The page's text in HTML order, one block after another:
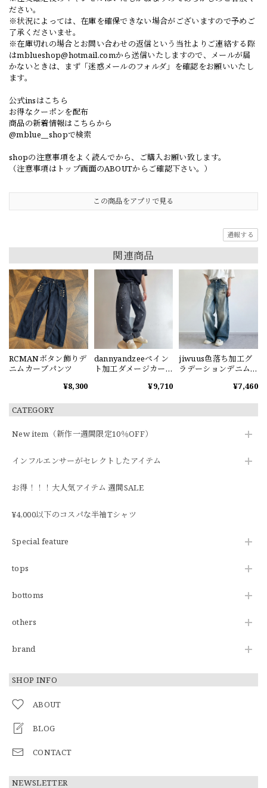
CATEGORY
New item（新作一週間限定10％OFF）
インフルエンサーがセレクトしたアイテム
お得！！！大人気アイテム 週間SALE
¥4,000以下のコスパな半袖Tシャツ
Special feature
tops
bottoms
others
brand
SHOP INFO
ABOUT
BLOG
CONTACT
NEWSLETTER
ださい。
※状況によっては、在庫を確保できない場合がございますので予めご
了承くださいませ。
※在庫切れの場合とお問い合わせの返信という当社よりご連絡する際
はmblueshop@hotmail.comから送信いたしますので、メールが届
かないときは、まず「迷惑メールのフォルダ」を確認をお願いいたし
ます。
公式insはこちら
お得なクーポンを配布
商品の新着情報はこちらから
@mblue__shopで検索
shopの注意事項をよく読んでから、ご購入お願い致します。
（注意事項はトップ画面のABOUTからご確認下さい。）
この商品をアプリで見る
通報する
関連商品
RCMANボタン飾りデ
ニムカーブパンツ
¥8,300
dannyandzeeペイン
ト加工ダメージカー
¥9,710
jiwuus色落ち加工グ
ラデーションデニム
¥7,460